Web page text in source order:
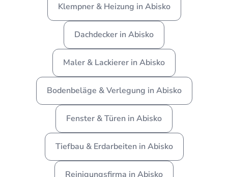
Klempner & Heizung in Abisko
Dachdecker in Abisko
Maler & Lackierer in Abisko
Bodenbeläge & Verlegung in Abisko
Fenster & Türen in Abisko
Tiefbau & Erdarbeiten in Abisko
Reinigungsfirma in Abisko